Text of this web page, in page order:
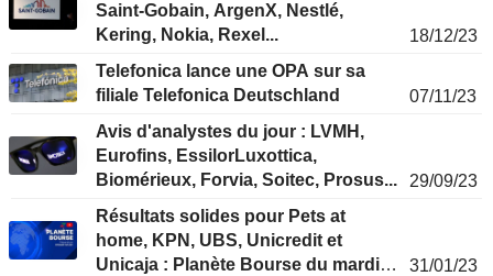
Saint-Gobain, ArgenX, Nestlé,
Kering, Nokia, Rexel...
18/12/23
Telefonica lance une OPA sur sa
filiale Telefonica Deutschland
07/11/23
Avis d'analystes du jour : LVMH,
Eurofins, EssilorLuxottica,
Biomérieux, Forvia, Soitec, Prosus...
29/09/23
Résultats solides pour Pets at
home, KPN, UBS, Unicredit et
Unicaja : Planète Bourse du mardi
31/01/23